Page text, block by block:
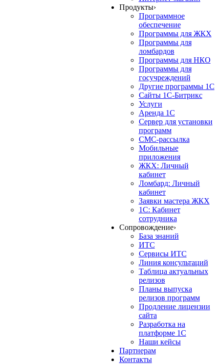
Продукты›
Программное
обеспечение
Программы для ЖКХ
Программы для
ломбардов
Программы для НКО
Программы для
госучреждений
Другие программы 1С
Сайты 1С-Битрикс
Услуги
Аренда 1С
Сервер для установки
программ
СМС-рассылка
Мобильные
приложения
ЖКХ: Личный
кабинет
Ломбард: Личный
кабинет
Заявки мастера ЖКХ
1С: Кабинет
сотрудника
Сопровождение›
База знаний
ИТС
Сервисы ИТС
Линия консультаций
Таблица актуальных
релизов
Планы выпуска
релизов программ
Продление лицензии
сайта
Разработка на
платформе 1С
Наши кейсы
Партнерам
Контакты